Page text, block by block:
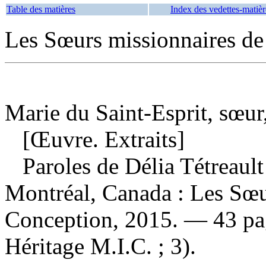
Table des matières Index des vedettes-
Les Sœurs missionnaires
Marie du Saint-Esprit,
[Œuvre. Extraits]
Paroles de Délia
Montréal, Canada : Les
Conception, 2015. — 43
Héritage M.I.C. ; 3).